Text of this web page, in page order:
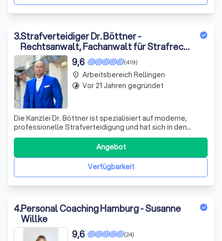
3.Strafverteidiger Dr. Böttner -
Rechtsanwalt, Fachanwalt für Strafrecht
Hamburg
(419)
9,6
Die Kanzlei Dr. Böttner ist spezialisiert auf moderne,
professionelle Strafverteidigung und hat sich in den
letzten Jahren maßgeblich an der Entwicklung neuer
Ansätze in diesem Bereich beteiligt. Unser Ziel ist es,
unseren Mandanten belastende Hauptverhandlungen zu
ersparen und bereits frühzeitig ei
Verfügbarkeit
Angebot
place Arbeitsbereich Rellingen
timelapse Vor 21 Jahren gegründet
4.Personal Coaching Hamburg - Susanne
Willke
(24)
9,6